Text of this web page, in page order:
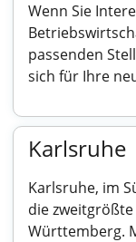
Wenn Sie
passenden
sich für Ihre
Karlsruhe
Karlsruhe, im
die
Württemberg.